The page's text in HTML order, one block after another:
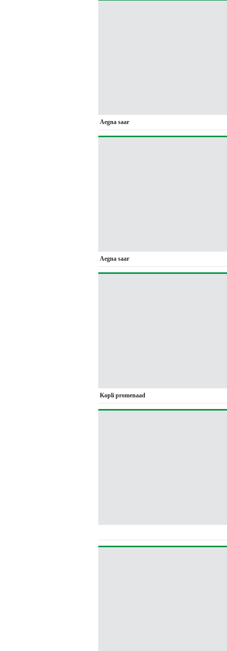
Aegna saar
Aegna saar
Kopli promenaad